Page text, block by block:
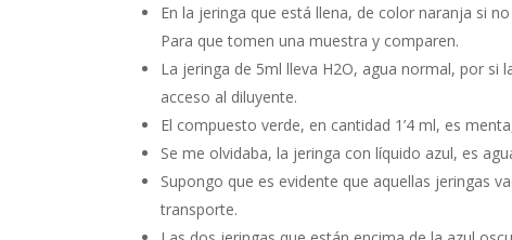
En la jeringa que está llena, de color naranja si
Para que tomen una muestra y comparen.
La jeringa de 5ml lleva H2O, agua normal, por
acceso al diluyente.
El compuesto verde, en cantidad 1’4 ml, es
Se me olvidaba, la jeringa con líquido azul, es
Supongo que es evidente que aquellas jeringas
transporte.